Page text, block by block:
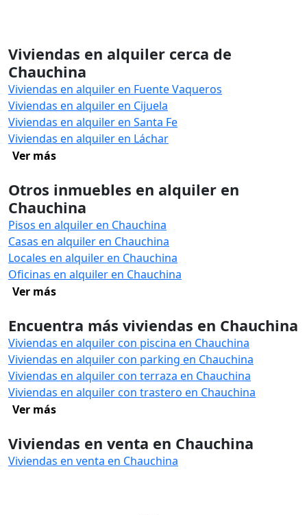
Viviendas en alquiler cerca de
Chauchina
Viviendas en alquiler en Fuente Vaqueros
Viviendas en alquiler en Cijuela
Viviendas en alquiler en Santa Fe
Viviendas en alquiler en Láchar
Ver más
Otros inmuebles en alquiler en
Chauchina
Pisos en alquiler en Chauchina
Casas en alquiler en Chauchina
Locales en alquiler en Chauchina
Oficinas en alquiler en Chauchina
Ver más
Encuentra más viviendas en Chauchina
Viviendas en alquiler con piscina en Chauchina
Viviendas en alquiler con parking en Chauchina
Viviendas en alquiler con terraza en Chauchina
Viviendas en alquiler con trastero en Chauchina
Ver más
Viviendas en venta en Chauchina
Viviendas en venta en Chauchina